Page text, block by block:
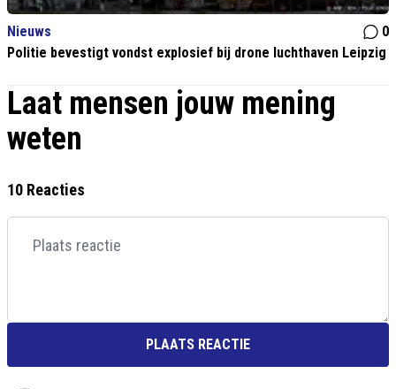
Nieuws
0
Politie bevestigt vondst explosief bij drone luchthaven Leipzig
Laat mensen jouw mening
weten
10 Reacties
PLAATS REACTIE